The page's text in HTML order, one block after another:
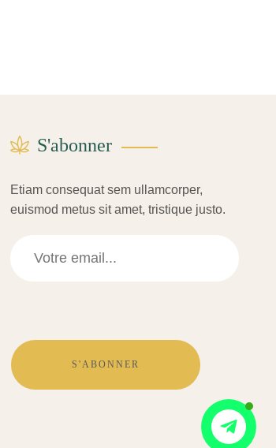
S'abonner
Etiam consequat sem ullamcorper,
euismod metus sit amet, tristique justo.
S'ABONNER
Contactez-
nous